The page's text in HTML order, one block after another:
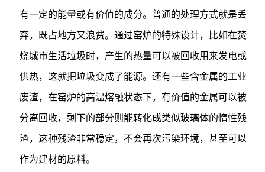
有一定的能量或有价值的成分。普通的处理方式就是丢
弃，既占地方又浪费。通过窑炉的特殊设计，比如在焚
烧城市生活垃圾时，产生的热量可以被回收用来发电或
供热，这就把垃圾变成了能源。还有一些含金属的工业
废渣，在窑炉的高温熔融状态下，有价值的金属可以被
分离回收，剩下的部分则能转化成类似玻璃体的惰性残
渣，这种残渣非常稳定，不会再次污染环境，甚至可以
作为建材的原料。